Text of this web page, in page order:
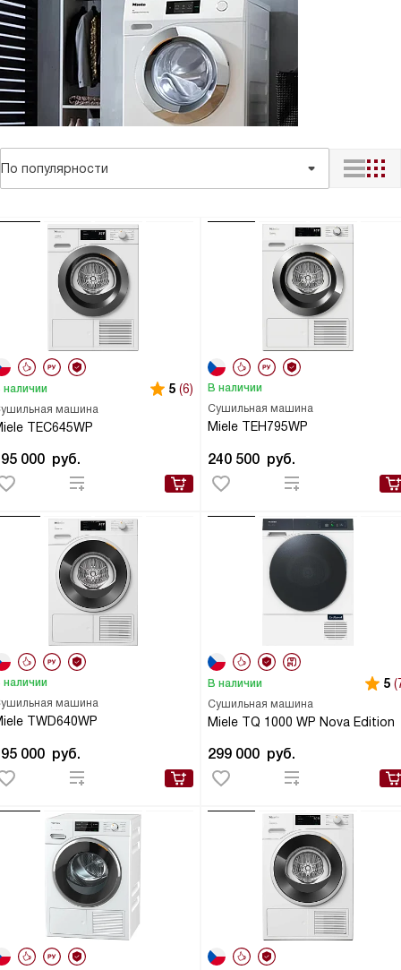
По популярности
машина
TEC645WP
наличии 5 (6)
000 руб.
Сушильная машина
Miele TEH795WP
В наличии
240 500 руб.
машина
TWD640WP
наличии
000 руб.
Сушильная машина
Miele TQ 1000 WP Nova Edition
В наличии 5
299 000 руб.